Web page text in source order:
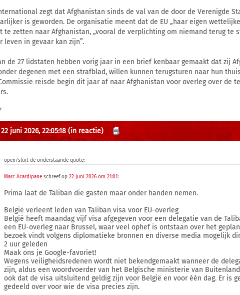
zegt dat Afghanistan sinds de val van de door de Verenigde
is geworden. De organisatie meent dat de EU „haar eigen
te zetten naar Afghanistan, „vooral de verplichting om niemand terug te
leven in gevaar kan zijn”.
de 27 lidstaten hebben vorig jaar in een brief kenbaar gemaakt dat zij
degenen met een strafblad, willen kunnen terugsturen naar hun
reisde begin dit jaar af naar Afghanistan voor overleg over de
juni 2026, 22:05:18 (in reactie)
open/sluit de onderstaande quote:
Marc Acardipane schreef op22 juni 2026 om 21:01:
Prima laat de Taliban die gasten maar onder handen nemen.
België verleent leden van Taliban visa voor EU-overleg
België heeft maandag vijf visa afgegeven voor een delegatie van de
een EU-overleg naar Brussel, waar veel ophef is ontstaan over het
bezoek vindt volgens diplomatieke bronnen en diverse media mogelijk
2 uur geleden
Maak ons je Google-favoriet!
Wegens veiligheidsredenen wordt niet bekendgemaakt wanneer de
zijn, aldus een woordvoerder van het Belgische ministerie van
ook dat de visa uitsluitend geldig zijn voor België en voor één dag. Er is
gedeeld over voor wie de visa precies zijn.